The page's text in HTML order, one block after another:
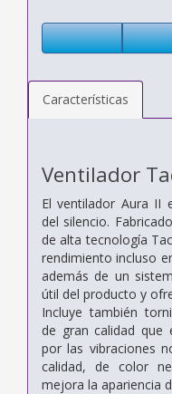
Características
Ventilador
El ventilador Aura II
del silencio.
de alta tecnología
rendimiento incluso
además de un
útil del producto y
Incluye también
de gran calidad que
por las vibraciones
calidad, de color
mejora la apariencia